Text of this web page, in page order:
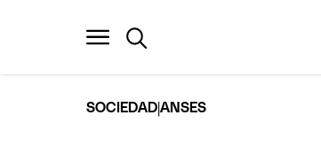
SOCIEDAD|ANSES